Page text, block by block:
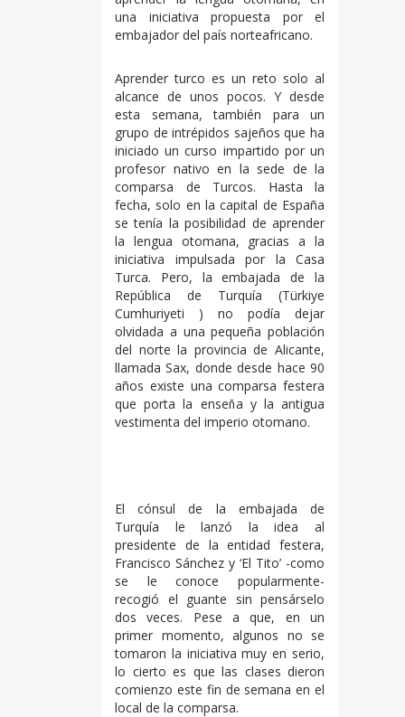
una iniciativa propuesta por el
embajador del país norteafricano.
Aprender turco es un reto solo al
alcance de unos pocos. Y desde
esta semana, también para un
grupo de intrépidos sajeños que ha
iniciado un curso impartido por un
profesor nativo en la sede de la
comparsa de Turcos. Hasta la
fecha, solo en la capital de España
se tenía la posibilidad de aprender
la lengua otomana, gracias a la
iniciativa impulsada por la Casa
Turca. Pero, la embajada de la
República de Turquía (Türkiye
Cumhuriyeti ) no podía dejar
olvidada a una pequeña población
del norte la provincia de Alicante,
llamada Sax, donde desde hace 90
años existe una comparsa festera
que porta la enseña y la antigua
vestimenta del imperio otomano.
El cónsul de la embajada de
Turquía le lanzó la idea al
presidente de la entidad festera,
Francisco Sánchez y ‘El Tito’ -como
se le conoce popularmente-
recogió el guante sin pensárselo
dos veces. Pese a que, en un
primer momento, algunos no se
tomaron la iniciativa muy en serio,
lo cierto es que las clases dieron
comienzo este fin de semana en el
local de la comparsa.